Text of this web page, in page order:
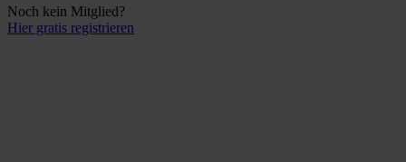
Noch kein Mitglied?
Hier gratis registrieren